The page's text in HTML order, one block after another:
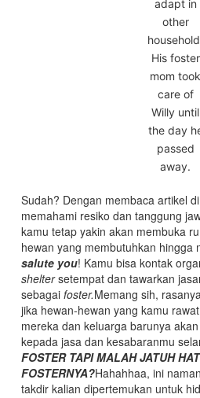
adapt in
other
His foster
mom took
care of
Willy until
the day
passed
away.
Sudah? Dengan membaca artikel
memahami resiko dan tanggung
kamu tetap yakin akan membuka
hewan yang membutuhkan hingga
salute you! Kamu bisa kontak
sheltersetempat dan tawarkan
sebagai foster.Memang sih,
jika hewan-hewan yang kamu
mereka dan keluarga barunya
kepada jasa dan kesabaranmu
FOSTER TAPI MALAH JATUH
FOSTERNYA?Hahahhaa, ini
takdir kalian dipertemukan untuk